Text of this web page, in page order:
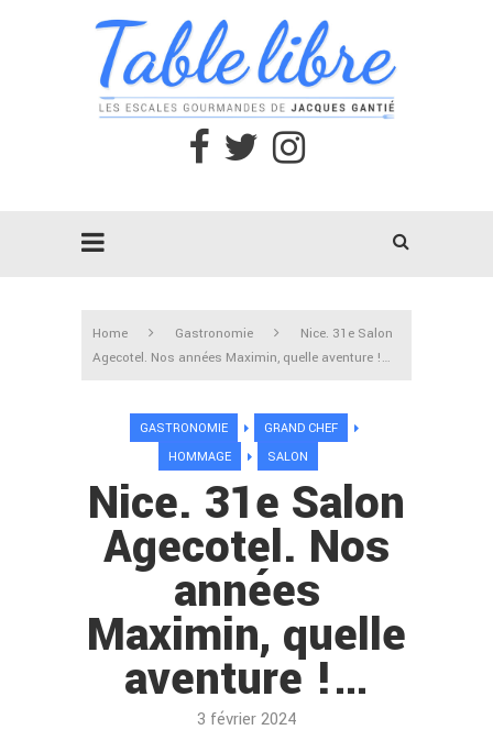
Home Gastronomie
Nice. 31e Salon
Agecotel. Nos années Maximin, quelle aventure !…
GASTRONOMIE
GRAND CHEF
HOMMAGE
SALON
Nice. 31e Salon
Agecotel. Nos
années
Maximin, quelle
aventure !…
3 février 2024